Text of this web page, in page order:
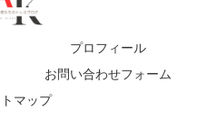
プロフィール
お問い合わせフォーム
マップ